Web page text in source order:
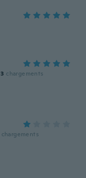
3 chargements
chargements